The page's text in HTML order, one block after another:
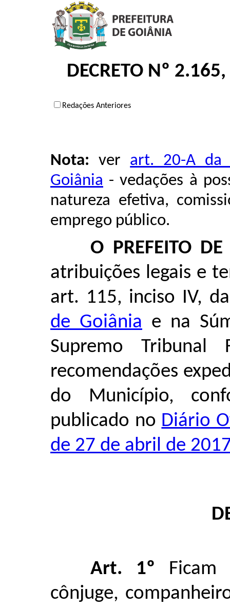
DECRETO Nº
Redações Anteriores
Nota: ver art. 20-A da
Goiânia - vedações à
natureza efetiva,
emprego público.
O PREFEITO
atribuições legais e
art. 115, inciso IV,
de Goiânia e na
Supremo
recomendações
do Município,
publicado no Diário
de 27 de abril de
Art. 1º Ficam
cônjuge,